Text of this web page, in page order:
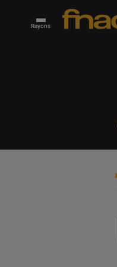
Rayons